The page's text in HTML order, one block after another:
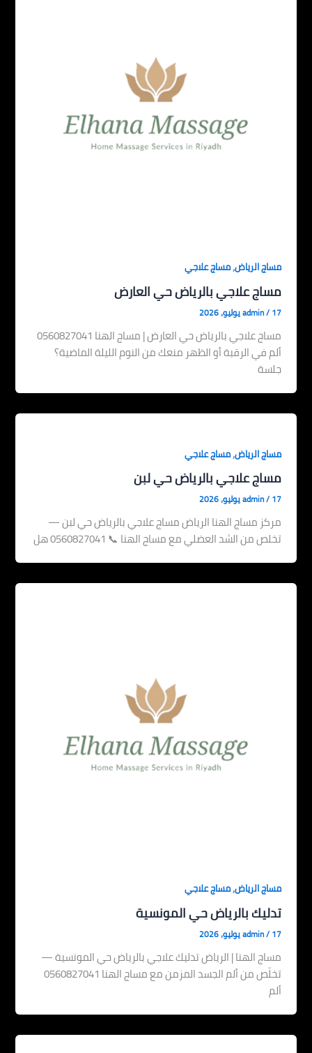
مساج الرياض,مساج علاجي
مساج علاجي بالرياض حي العارض
admin/17 يوليو، 2026
مساج علاجي بالرياض حي العارض | مساج الهنا 0560827041
ألم في الرقبة أو الظهر منعك من النوم الليلة الماضية؟
جلسة
مساج الرياض,مساج علاجي
مساج علاجي بالرياض حي لبن
admin/17 يوليو، 2026
مركز مساج الهنا الرياض مساج علاجي بالرياض حي لبن —
تخلص من الشد العضلي مع مساج الهنا 📞 0560827041 هل
مساج الرياض,مساج علاجي
تدليك بالرياض حي المونسية
admin/17 يوليو، 2026
مساج الهنا | الرياض تدليك علاجي بالرياض حي المونسية —
تخلّص من ألم الجسد المزمن مع مساج الهنا 0560827041
ألم